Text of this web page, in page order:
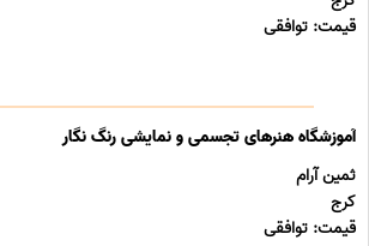
قیمت: توافقی
آموزشگاه هنرهای تجسمی و نمایشی رنگ نگار
ثمین آرام
کرج
قیمت: توافقی